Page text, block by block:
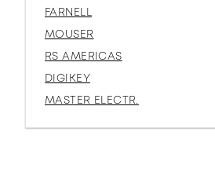
FARNELL
MOUSER
RS AMERICAS
DIGIKEY
MASTER ELECTR.